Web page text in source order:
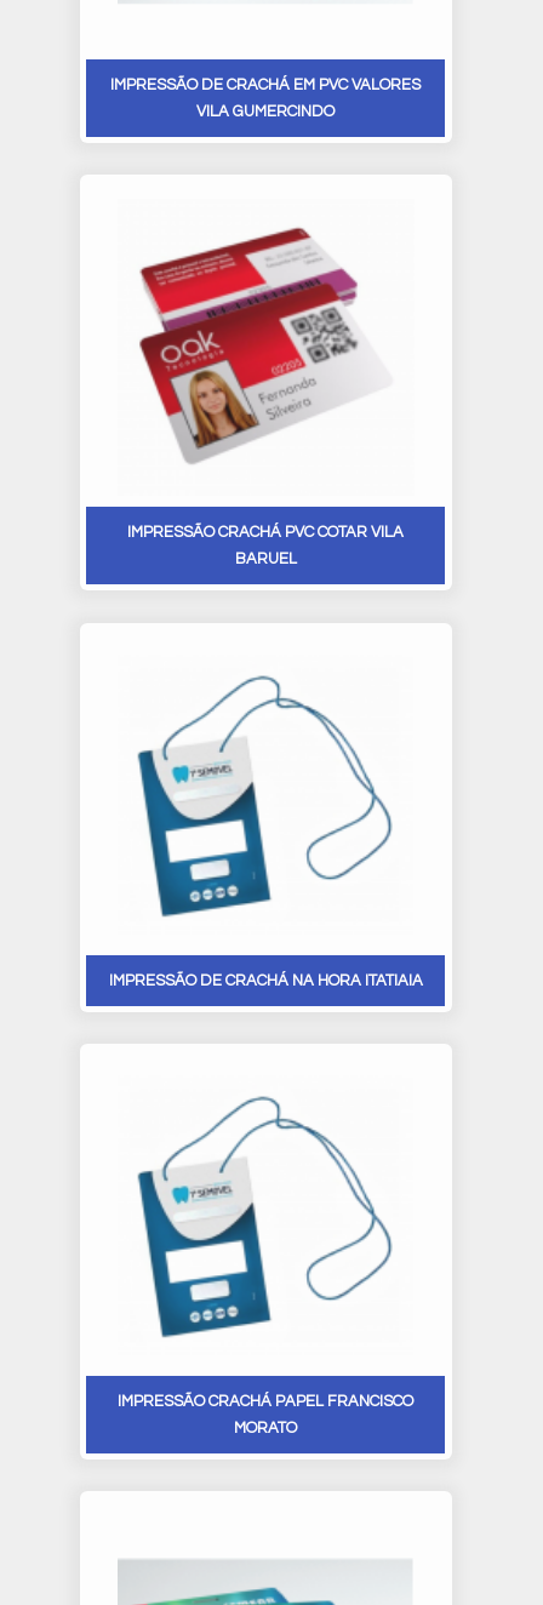
IMPRESSÃO DE CRACHÁ EM PVC VALORES
VILA GUMERCINDO
IMPRESSÃO CRACHÁ PVC COTAR VILA
BARUEL
IMPRESSÃO DE CRACHÁ NA HORA ITATIAIA
IMPRESSÃO CRACHÁ PAPEL FRANCISCO
MORATO